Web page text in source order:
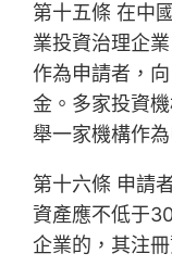
第十五條 在中
業投資治理企
作為申請者，
金。多家投資
舉一家機構作為
第十六條 申請
資產應不低于
企業的，其注